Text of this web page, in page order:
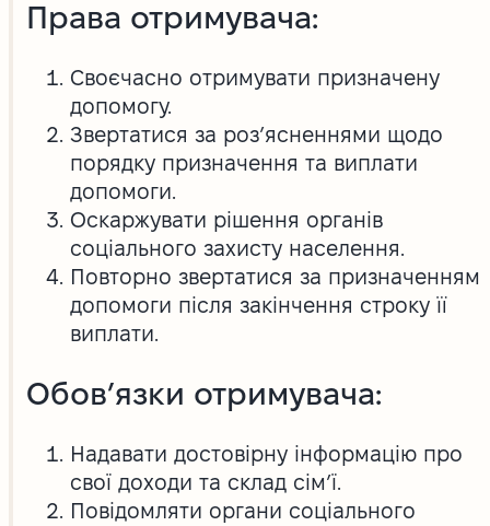
Права отримувача:
Своєчасно отримувати призначену
допомогу.
Звертатися за роз’ясненнями щодо
порядку призначення та виплати
допомоги.
Оскаржувати рішення органів
соціального захисту населення.
Повторно звертатися за призначенням
допомоги після закінчення строку її
виплати.
Обов’язки отримувача:
Надавати достовірну інформацію про
свої доходи та склад сім’ї.
Повідомляти органи соціального